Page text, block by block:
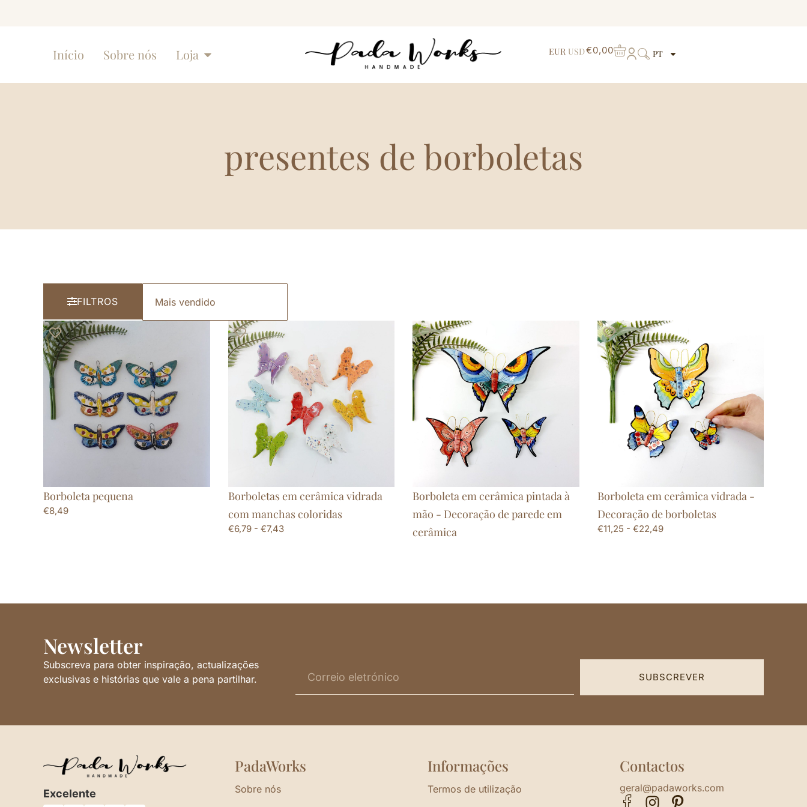
Início Sobre nós Loja EUR USD€0,00 PT
presentes de borboletas
FILTROS
Borboleta pequena
€8,49
Borboletas em cerâmica vidrada
com manchas coloridas
€6,79 - €7,43
Borboleta em cerâmica pintada à
mão - Decoração de parede em
cerâmica
Borboleta em cerâmica vidrada -
Decoração de borboletas
€11,25 - €22,49
Newsletter
Subscreva para obter inspiração, actualizações
exclusivas e histórias que vale a pena partilhar.
SUBSCREVER
Excelente
PadaWorks
Sobre nós
Informações
Termos de utilização
Contactos
geral@padaworks.com